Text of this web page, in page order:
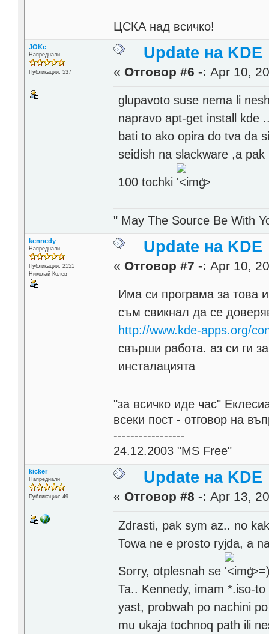
ЦСКА над всичко!
JOKe
Напреднали
Публикации: 537
Update на KDE
« Отговор #6 -: Apr 10,
glupavoto suse nema li
napravo apt-get install kde
bati to ako opira do tva da
seidish na slackware ,a
100 tochki '>
" May The Source Be With
kennedy
Напреднали
Публикации: 2151
Николай Колев
Update на KDE
« Отговор #7 -: Apr 10,
Има си програма за това
съм свикнал да се
http://www.kde-apps.org/
свърши работа. аз си ги
инсталацията
"за всичко иде час"
всеки пост - отговор на
-----------------
24.12.2003 "MS Free"
kicker
Напреднали
Публикации: 49
Update на KDE
« Отговор #8 -: Apr 13,
Zdrasti, pak sym az.. no
Towa ne e prosto ryjda, a
Sorry, otplesnah se '>
Ta.. Kennedy, imam *.iso-
yast, probwah po nachini
mu ukaja tochnoq path ili